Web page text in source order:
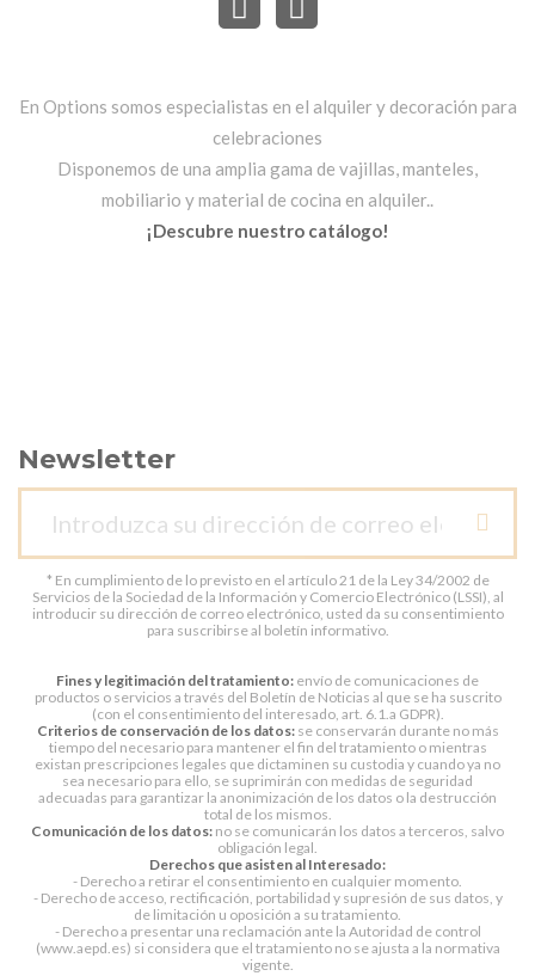
En Options somos especialistas en el alquiler y decoración para
celebraciones
Disponemos de una amplia gama de vajillas, manteles,
mobiliario y material de cocina en alquiler..
¡Descubre nuestro catálogo!
Newsletter
* En cumplimiento de lo previsto en el artículo 21 de la Ley 34/2002 de
Servicios de la Sociedad de la Información y Comercio Electrónico (LSSI), al
introducir su dirección de correo electrónico, usted da su consentimiento
para suscribirse al boletín informativo.
Fines y legitimación del tratamiento: envío de comunicaciones de
productos o servicios a través del Boletín de Noticias al que se ha suscrito
(con el consentimiento del interesado, art. 6.1.a GDPR).
Criterios de conservación de los datos:se conservarán durante no más
tiempo del necesario para mantener el fin del tratamiento o mientras
existan prescripciones legales que dictaminen su custodia y cuando ya no
sea necesario para ello, se suprimirán con medidas de seguridad
adecuadas para garantizar la anonimización de los datos o la destrucción
total de los mismos.
Comunicación de los datos: no se comunicarán los datos a terceros, salvo
obligación legal.
Derechos que asisten al Interesado:
- Derecho a retirar el consentimiento en cualquier momento.
- Derecho de acceso, rectificación, portabilidad y supresión de sus datos, y
de limitación u oposición a su tratamiento.
- Derecho a presentar una reclamación ante la Autoridad de control
(www.aepd.es) si considera que el tratamiento no se ajusta a la normativa
vigente.